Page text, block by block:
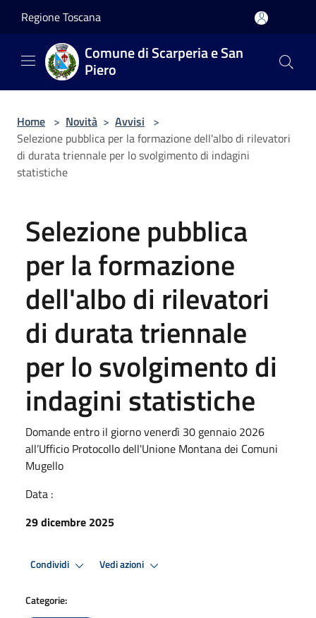
Regione Toscana
Comune di Scarperia e San
Piero
Home > Novità > Avvisi >
Selezione pubblica per la formazione dell'albo di rilevatori
di durata triennale per lo svolgimento di indagini
statistiche
Selezione pubblica
per la formazione
dell'albo di rilevatori
di durata triennale
per lo svolgimento di
indagini statistiche
Domande entro il giorno venerdì 30 gennaio 2026
all’Ufficio Protocollo dell'Unione Montana dei Comuni
Mugello
Data :
29 dicembre 2025
Condividi Vedi azioni
Categorie: